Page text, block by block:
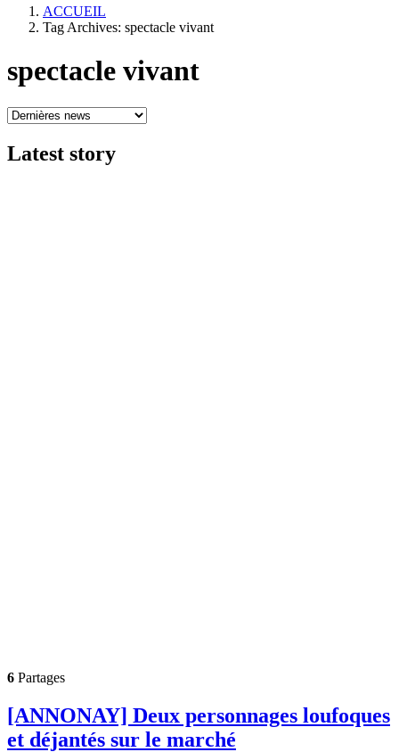
ACCUEIL
Tag Archives: spectacle vivant
spectacle vivant
Latest story
6 Partages
[ANNONAY] Deux personnages loufoques
et déjantés sur le marché